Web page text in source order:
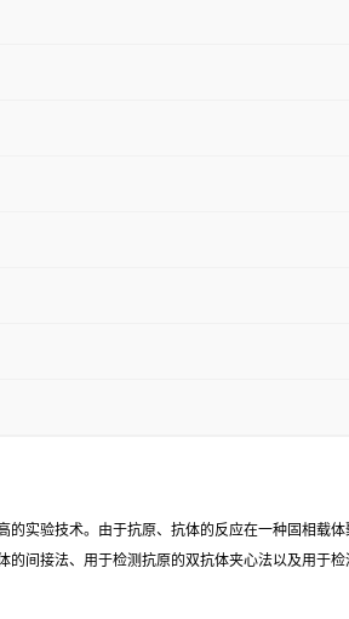
实验技术。由于抗原、抗体的反应在一种固相载
间接法、用于检测抗原的双抗体夹心法以及用于